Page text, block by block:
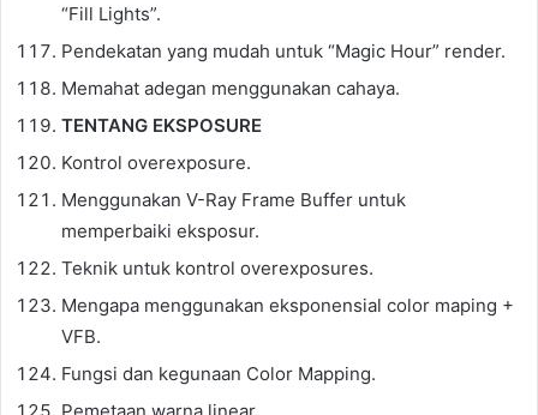
“Fill Lights”.
Pendekatan yang mudah untuk “Magic Hour” render.
Memahat adegan menggunakan cahaya.
TENTANG EKSPOSURE
Kontrol overexposure.
Menggunakan V-Ray Frame Buffer untuk
memperbaiki eksposur.
Teknik untuk kontrol overexposures.
Mengapa menggunakan eksponensial color maping +
VFB.
Fungsi dan kegunaan Color Mapping.
Pemetaan warna linear.